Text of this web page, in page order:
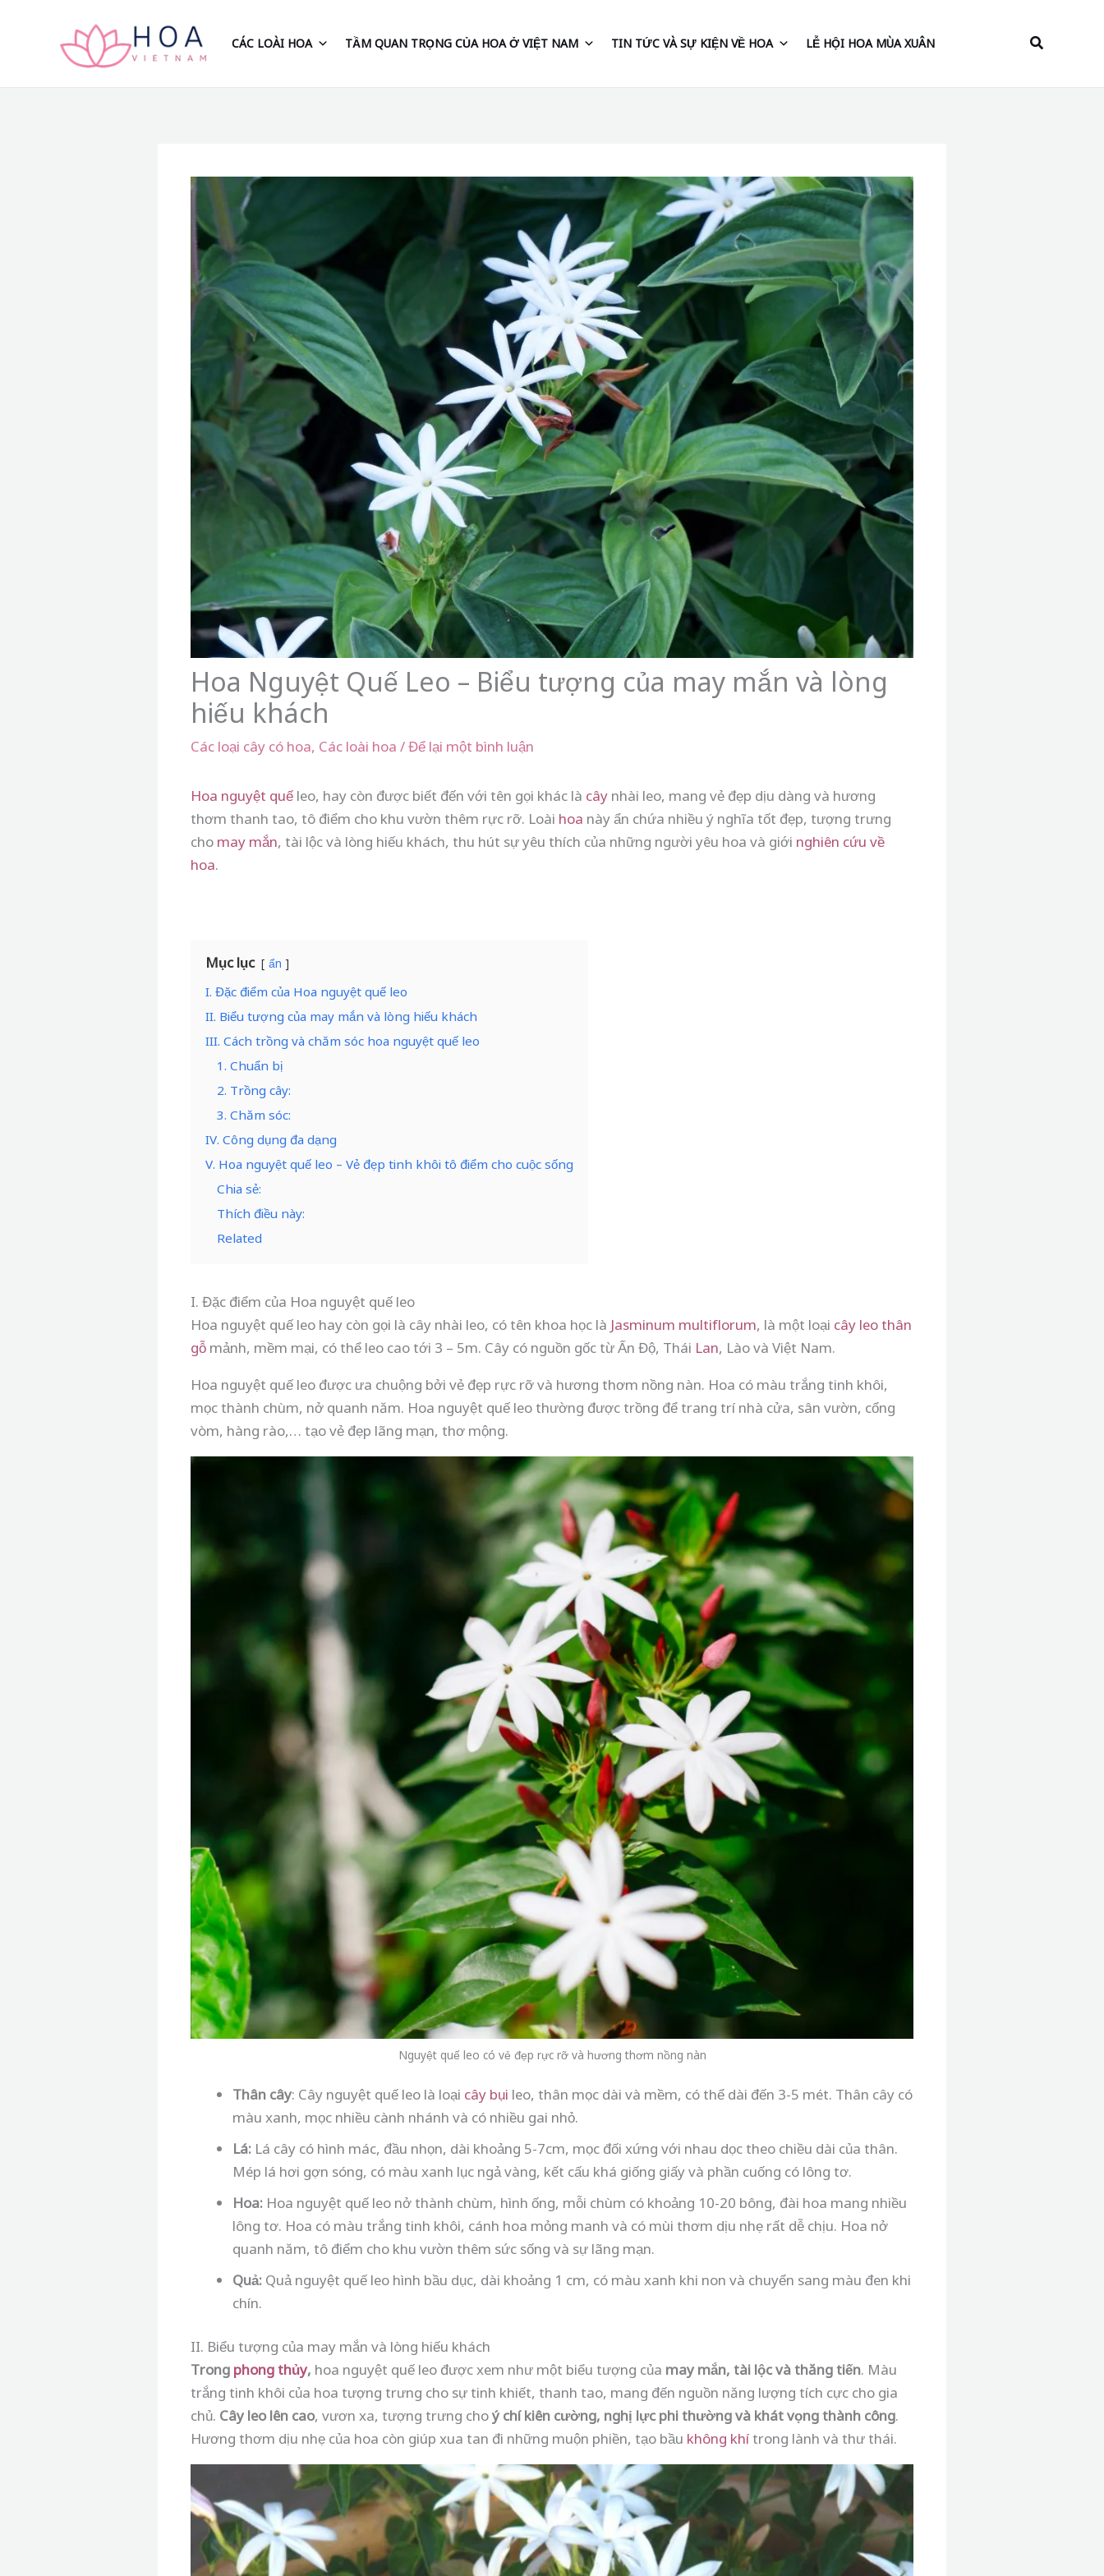
CÁC LOÀI HOA TẦM QUAN TRỌNG CỦA HOA Ở VIỆT NAM TIN TỨC VÀ SỰ KIỆN VỀ HOA LỄ HỘI HOA MÙA XUÂN
Tìm
Hoa Nguyệt Quế Leo – Biểu tượng của may mắn và lòng
hiếu khách
Các loại cây có hoa, Các loài hoa /Để lại một bình luận
Hoa nguyệt quế leo, hay còn được biết đến với tên gọi khác là cây nhài leo, mang vẻ đẹp dịu dàng và hương
thơm thanh tao, tô điểm cho khu vườn thêm rực rỡ. Loài hoa này ẩn chứa nhiều ý nghĩa tốt đẹp, tượng trưng
cho may mắn, tài lộc và lòng hiếu khách, thu hút sự yêu thích của những người yêu hoa và giới nghiên cứu về
hoa.
Mục lục ẩn
I. Đặc điểm của Hoa nguyệt quế leo
II. Biểu tượng của may mắn và lòng hiếu khách
III. Cách trồng và chăm sóc hoa nguyệt quế leo
1. Chuẩn bị
2. Trồng cây:
3. Chăm sóc:
IV. Công dụng đa dạng
V. Hoa nguyệt quế leo – Vẻ đẹp tinh khôi tô điểm cho cuộc sống
Chia sẻ:
Thích điều này:
Related
I. Đặc điểm của Hoa nguyệt quế leo
Hoa nguyệt quế leo hay còn gọi là cây nhài leo, có tên khoa học là Jasminum multiflorum, là một loại cây leothân
gỗ mảnh, mềm mại, có thể leo cao tới 3 – 5m. Cây có nguồn gốc từ Ấn Độ, Thái Lan, Lào và Việt Nam.
Hoa nguyệt quế leo được ưa chuộng bởi vẻ đẹp rực rỡ và hương thơm nồng nàn. Hoa có màu trắng tinh khôi,
mọc thành chùm, nở quanh năm. Hoa nguyệt quế leo thường được trồng để trang trí nhà cửa, sân vườn, cổng
vòm, hàng rào,… tạo vẻ đẹp lãng mạn, thơ mộng.
Nguyệt quế leo có vẻ đẹp rực rỡ và hương thơm nồng nàn
Thân cây: Cây nguyệt quế leo là loại cây bụi leo, thân mọc dài và mềm, có thể dài đến 3-5 mét. Thân cây có
màu xanh, mọc nhiều cành nhánh và có nhiều gai nhỏ.
Lá: Lá cây có hình mác, đầu nhọn, dài khoảng 5-7cm, mọc đối xứng với nhau dọc theo chiều dài của thân.
Mép lá hơi gợn sóng, có màu xanh lục ngả vàng, kết cấu khá giống giấy và phần cuống có lông tơ.
Hoa: Hoa nguyệt quế leo nở thành chùm, hình ống, mỗi chùm có khoảng 10-20 bông, đài hoa mang nhiều
lông tơ. Hoa có màu trắng tinh khôi, cánh hoa mỏng manh và có mùi thơm dịu nhẹ rất dễ chịu. Hoa nở
quanh năm, tô điểm cho khu vườn thêm sức sống và sự lãng mạn.
Quả: Quả nguyệt quế leo hình bầu dục, dài khoảng 1 cm, có màu xanh khi non và chuyển sang màu đen khi
chín.
II. Biểu tượng của may mắn và lòng hiếu khách
Trong phong thủy, hoa nguyệt quế leo được xem như một biểu tượng của may mắn, tài lộc và thăng tiến. Màu
trắng tinh khôi của hoa tượng trưng cho sự tinh khiết, thanh tao, mang đến nguồn năng lượng tích cực cho gia
chủ. Cây leo lên cao, vươn xa, tượng trưng choý chí kiên cường, nghị lực phi thường và khát vọng thành công.
Hương thơm dịu nhẹ của hoa còn giúp xua tan đi những muộn phiền, tạo bầu không khí trong lành và thư thái.